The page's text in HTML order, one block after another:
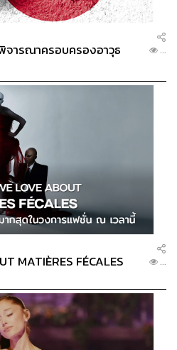
ารณาครอบครองอาวุธ
...
MATIÈRES FÉCALES ...